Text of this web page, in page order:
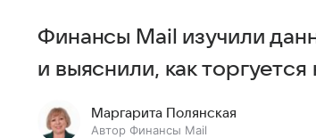
Финансы Mail изучили
и выяснили, как
Маргарита Полянская
Автор Финансы Mail